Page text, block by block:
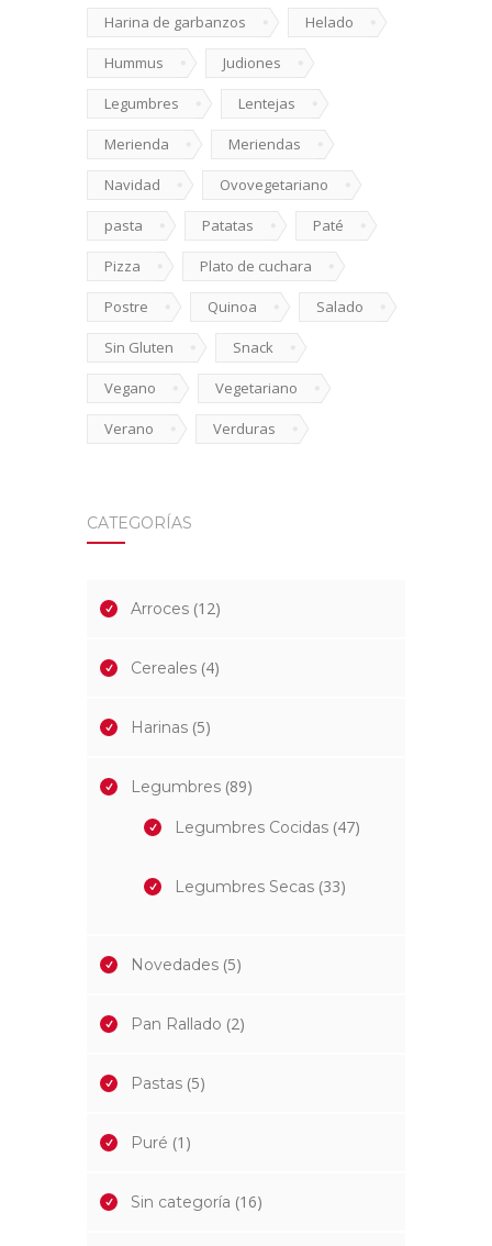
Harina de garbanzos Helado
Hummus Judiones
Legumbres Lentejas
Merienda Meriendas
Navidad Ovovegetariano
pasta Patatas Paté
Pizza Plato de cuchara
Postre Quinoa Salado
Sin Gluten Snack
Vegano Vegetariano
Verano Verduras
CATEGORÍAS
Arroces (12)
Cereales (4)
Harinas (5)
Legumbres (89)
Legumbres Cocidas (47)
Legumbres Secas (33)
Novedades (5)
Pan Rallado (2)
Pastas (5)
Puré (1)
Sin categoría (16)